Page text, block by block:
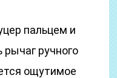
пальцем и
рычаг ручного
ощутимое